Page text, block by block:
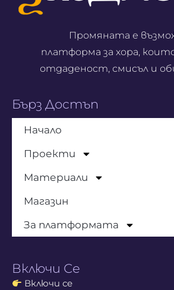
Промяната е
платформа за хора,
отдаденост, смисъл и
Бърз Достъп
Начало
Проекти
Материали
Магазин
За платформата
Включи Се
Включи се